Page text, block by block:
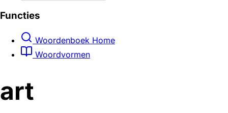
Functies
Woordenboek Home
Woordvormen
art